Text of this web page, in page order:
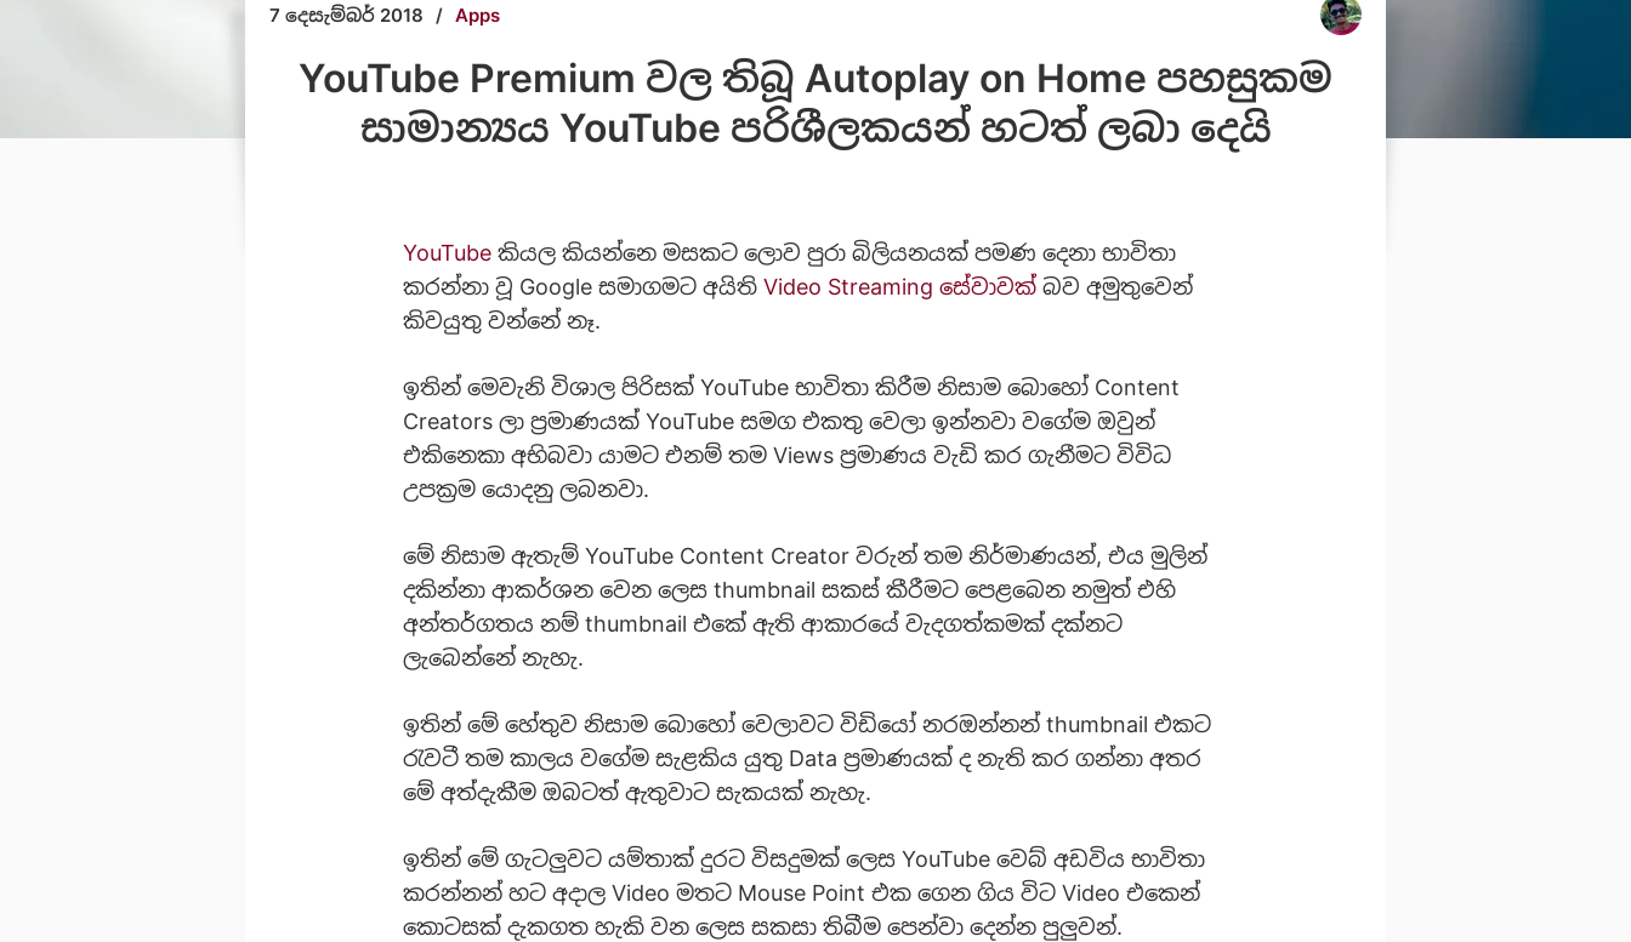
7 දෙසැම්බර් 2018 / Apps
YouTube Premium වල තිබූ Autoplay on Home පහසුකම
සාමාන්‍යය YouTube පරිශීලකයන් හටත් ලබා දෙයි
YouTube කියල කියන්නෙ මසකට ලොව පුරා බිලියනයක් පමණ දෙනා භාවිතා
කරන්නා වූ Google සමාගමට අයිති Video Streaming සේවාවක් බව අමුතුවෙන්
කිවයුතු වන්නේ නෑ.
ඉතින් මෙවැනි විශාල පිරිසක් YouTube භාවිතා කිරීම නිසාම බොහෝ Content
Creators ලා ප්‍රමාණයක් YouTube සමග එකතු වෙලා ඉන්නවා වගේම ඔවුන්
එකිනෙකා අභිබවා යාමට එනම් තම Views ප්‍රමාණය වැඩි කර ගැනීමට විවිධ
උපක්‍රම යොදනු ලබනවා.
මේ නිසාම ඇතැම් YouTube Content Creator වරුන් තම නිර්මාණයන්, ‍එය මුලින්
දකින්නා ආකර්ශන වෙන ලෙස thumbnail සකස් කීරීමට පෙළබෙන නමුත් එහි
අන්තර්ගතය නම් thumbnail එකේ ඇති ආකාරයේ වැදගත්කමක් දක්නට
ලැබෙන්නේ නැහැ.
ඉතින් මේ හේතුව නිසාම බොහෝ වෙලාවට විඩියෝ නරඔන්නන් thumbnail එකට
රැවටී තම කාලය වගේම සැළකිය යුතු Data ප්‍රමාණයක් ද නැති කර ගන්නා අතර
මේ අත්දැකීම ඔබටත් ඇතුවාට සැකයක් නැහැ.
ඉතින් මේ ගැටලුවට යම්තාක් දුරට විසදුමක් ලෙස YouTube වෙබ් අඩවිය භාවිතා
කරන්නන් හට අදාල Video මතට Mouse Point එක ගෙන ගිය විට Video එකෙන්
කොටසක් දැකගත හැකි වන ලෙස සකසා තිබීම පෙන්වා දෙන්න පුලුවන්.